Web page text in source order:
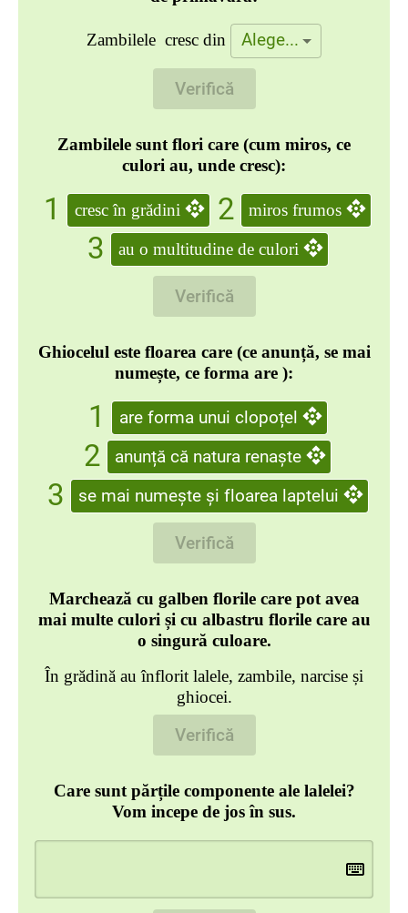
Zambilele cresc din Alege...
Verifică
Zambilele sunt flori care (cum miros, ce
culori au, unde cresc):
1 cresc în grădini 2 miros frumos
3 au o multitudine de culori
Verifică
Ghiocelul este floarea care (ce anunță, se mai
numește, ce forma are ):
1 are forma unui clopoțel
2 anunță că natura renaște
3 se mai numește și floarea laptelui
Verifică
Marchează cu galben florile care pot avea
mai multe culori și cu albastru florile care au
o singură culoare.
În grădină au înflorit lalele, zambile, narcise și
ghiocei.
Verifică
Care sunt părțile componente ale lalelei?
Vom incepe de jos în sus.